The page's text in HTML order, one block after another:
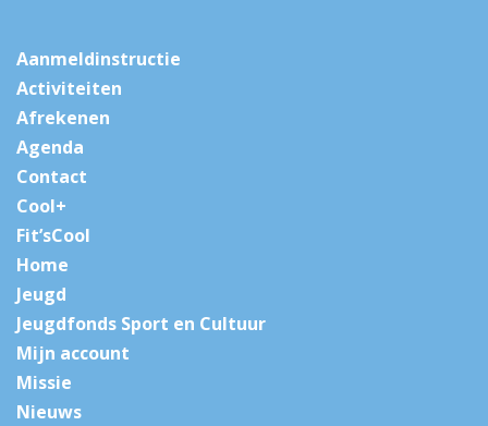
Aanmeldinstructie
Activiteiten
Afrekenen
Agenda
Contact
Cool+
Fit’sCool
Home
Jeugd
Jeugdfonds Sport en Cultuur
Mijn account
Missie
Nieuws